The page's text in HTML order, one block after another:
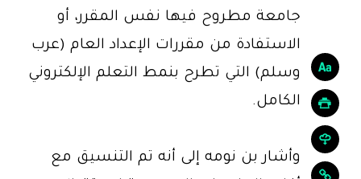
جامعة مطروح فيها نفس المقرر، أو
الاستفادة من مقررات الإعداد العام (عرب
وسلم) التي تطرح بنمط التعلم الإلكتروني
الكامل.
وأشار بن نومه إلى أنه تم التنسيق مع